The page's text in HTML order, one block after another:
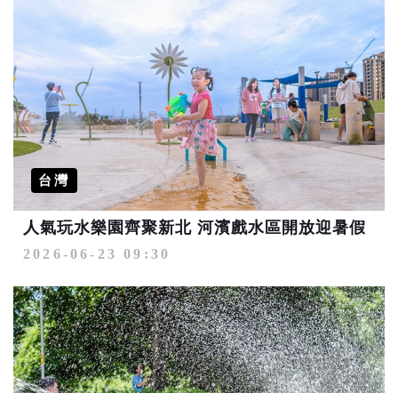
台灣
人氣玩水樂園齊聚新北 河濱戲水區開放迎暑假
2026-06-23 09:30